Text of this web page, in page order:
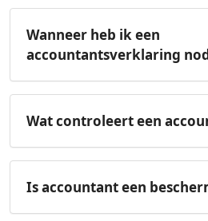
Wanneer heb ik een
accountantsverklaring
Wat controleert een
Is accountant een